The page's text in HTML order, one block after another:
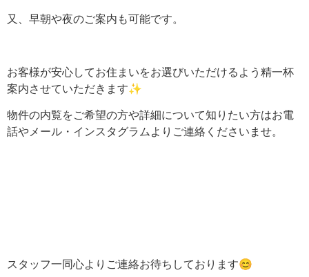
又、早朝や夜のご案内も可能です。
お客様が安心してお住まいをお選びいただけるよう精一杯
案内させていただきます✨
物件の内覧をご希望の方や詳細について知りたい方はお電
話やメール・インスタグラムよりご連絡くださいませ。
スタッフ一同心よりご連絡お待ちしております😊